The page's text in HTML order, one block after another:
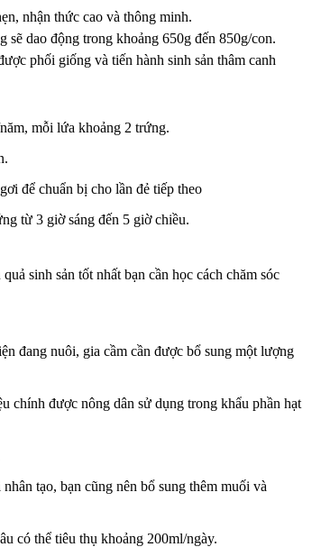
nhận thức cao và thông minh.
dao động trong khoảng 650g đến 850g/con.
phối giống và tiến hành sinh sản thâm canh
mỗi lứa khoảng 2 trứng.
để chuẩn bị cho lần đẻ tiếp theo
từ 3 giờ sáng đến 5 giờ chiều.
sinh sản tốt nhất bạn cần học cách chăm sóc
đang nuôi, gia cầm cần được bổ sung một lượng
chính được nông dân sử dụng trong khẩu phần hạt
tạo, bạn cũng nên bổ sung thêm muối và
có thể tiêu thụ khoảng 200ml/ngày.